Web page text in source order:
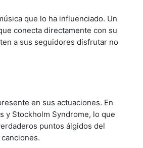
que lo ha influenciado. Un
conecta directamente con su
a sus seguidores disfrutar no
en sus actuaciones. En
y Stockholm Syndrome, lo que
puntos álgidos del